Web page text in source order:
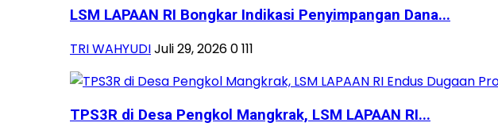
LSM LAPAAN RI Bongkar Indikasi Penyimpangan Dana...
TRI WAHYUDIJuli 29, 20260111
TPS3R di Desa Pengkol Mangkrak, LSM LAPAAN RI...